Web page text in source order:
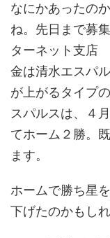
なにかあったの
ね。先日まで募
ターネット支店
金は清水エスパ
が上がるタイプ
スパルスは、４
てホーム２勝。
ます。
ホームで勝ち星
下げたのかもしれ